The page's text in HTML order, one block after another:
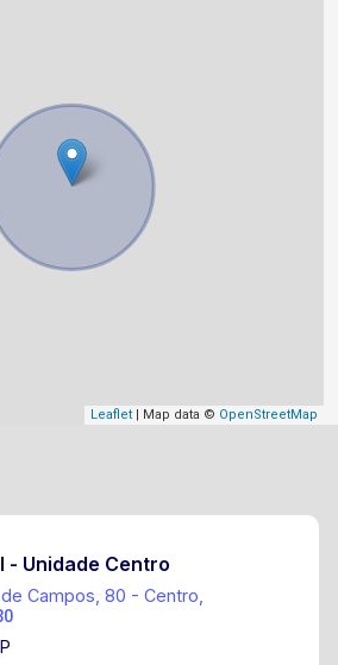
Leaflet | Map data © OpenStreetMap
- Unidade Centro
Campos, 80 - Centro,